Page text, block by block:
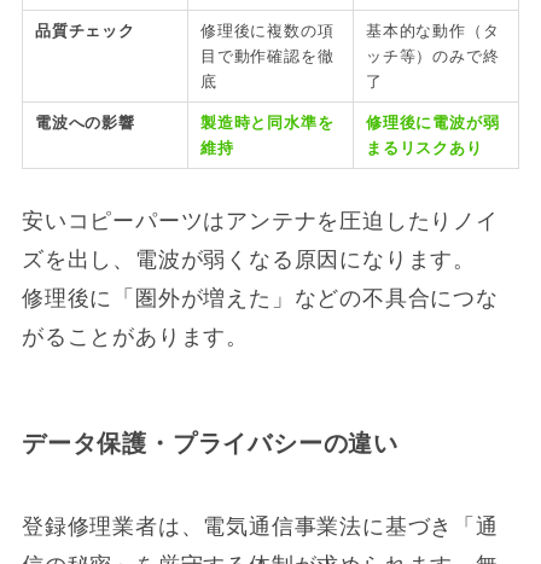
品質チェック
修理後に複数の項
目で動作確認を徹
底
基本的な動作（タ
ッチ等）のみで終
了
電波への影響
製造時と同水準を
維持
修理後に電波が弱
まるリスクあり
安いコピーパーツはアンテナを圧迫したりノイ
ズを出し、電波が弱くなる原因になります。
修理後に「圏外が増えた」などの不具合につな
がることがあります。
データ保護・プライバシーの違い
登録修理業者は、電気通信事業法に基づき「通